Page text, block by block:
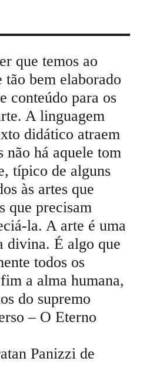
que temos ao
tão bem elaborado
conteúdo para os
A linguagem
didático atraem
não há aquele tom
típico de alguns
às artes que
que precisam
la. A arte é uma
divina. É algo que
todos os
a alma humana,
do supremo
– O Eterno
de